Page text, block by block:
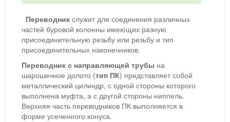
Переводник служит для соединения различных
частей буровой колонны имеющих разную
присоединительную резьбу или резьбу и тип
присоединительных наконечников.
Переводник с направляющей трубы на
шарошечное долото (тип ПК) представляет собой
металлический цилиндр, с одной стороны которого
выполнена муфта, а с другой стороны ниппель.
Верхняя часть переводников ПК выполняется в
форме усеченного конуса.